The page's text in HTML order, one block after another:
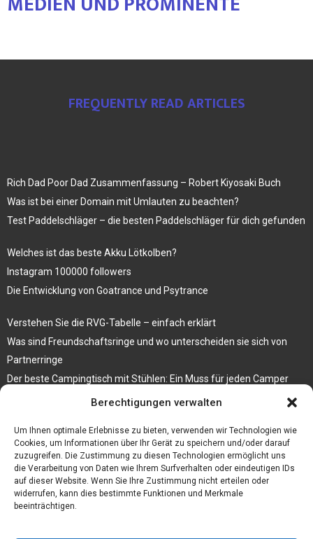
Berechtigungen verwalten
Um Ihnen optimale Erlebnisse zu bieten, verwenden wir Technologien wie
Cookies, um Informationen über Ihr Gerät zu speichern und/oder darauf
zuzugreifen. Die Zustimmung zu diesen Technologien ermöglicht uns
die Verarbeitung von Daten wie Ihrem Surfverhalten oder eindeutigen IDs
auf dieser Website. Wenn Sie Ihre Zustimmung nicht erteilen oder
widerrufen, kann dies bestimmte Funktionen und Merkmale
beeinträchtigen.
FREQUENTLY READ ARTICLES
Rich Dad Poor Dad Zusammenfassung – Robert Kiyosaki Buch
Was ist bei einer Domain mit Umlauten zu beachten?
Test Paddelschläger – die besten Paddelschläger für dich gefunden
Welches ist das beste Akku Lötkolben?
Instagram 100000 followers
Die Entwicklung von Goatrance und Psytrance
Verstehen Sie die RVG-Tabelle – einfach erklärt
Was sind Freundschaftsringe und wo unterscheiden sie sich von
Partnerringe
Der beste Campingtisch mit Stühlen: Ein Muss für jeden Camper
Die Küche als Platz der Gemeinschaft
Elektrokamin Bestseller – die besten Stücke für Ihr Zuhause